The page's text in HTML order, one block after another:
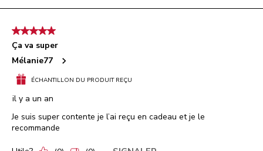
8
commentaire.
5 étoile(s) sur 5.
Ça va super
Mélanie77
ÉCHANTILLON DU PRODUIT REÇU
il y a un an
Je suis super contente je l’ai reçu en cadeau et je le
recommande